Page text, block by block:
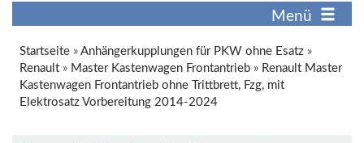
Menü
Startseite » Anhängerkupplungen für PKW ohne Esatz »
Renault » Master Kastenwagen Frontantrieb » Renault Master
Kastenwagen Frontantrieb ohne Trittbrett, Fzg, mit
Elektrosatz Vorbereitung 2014-2024